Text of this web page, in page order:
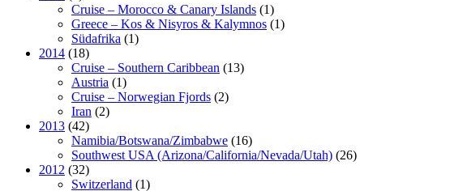
Cruise – Morocco & Canary Islands (1)
Greece – Kos & Nisyros & Kalymnos (1)
Südafrika (1)
2014 (18)
Cruise – Southern Caribbean (13)
Austria (1)
Cruise – Norwegian Fjords (2)
Iran (2)
2013 (42)
Namibia/Botswana/Zimbabwe (16)
Southwest USA (Arizona/California/Nevada/Utah) (26)
2012 (32)
Switzerland (1)